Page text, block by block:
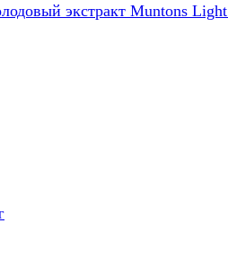
экстракт Muntons